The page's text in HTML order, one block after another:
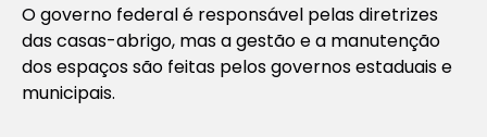
O governo federal é responsável pelas diretrizes
das casas-abrigo, mas a gestão e a manutenção
dos espaços são feitas pelos governos estaduais e
municipais.